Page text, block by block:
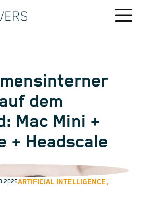
dem
Mac Mini +
+ Headscale
ARTIFICIAL INTELLIGENCE,